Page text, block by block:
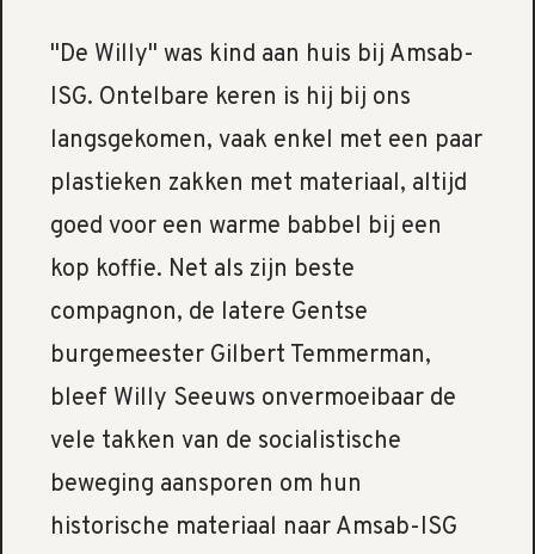
"De Willy" was kind aan huis bij Amsab-
ISG. Ontelbare keren is hij bij ons
langsgekomen, vaak enkel met een paar
plastieken zakken met materiaal, altijd
goed voor een warme babbel bij een
kop koffie. Net als zijn beste
compagnon, de latere Gentse
burgemeester Gilbert Temmerman,
bleef Willy Seeuws onvermoeibaar de
vele takken van de socialistische
beweging aansporen om hun
historische materiaal naar Amsab-ISG